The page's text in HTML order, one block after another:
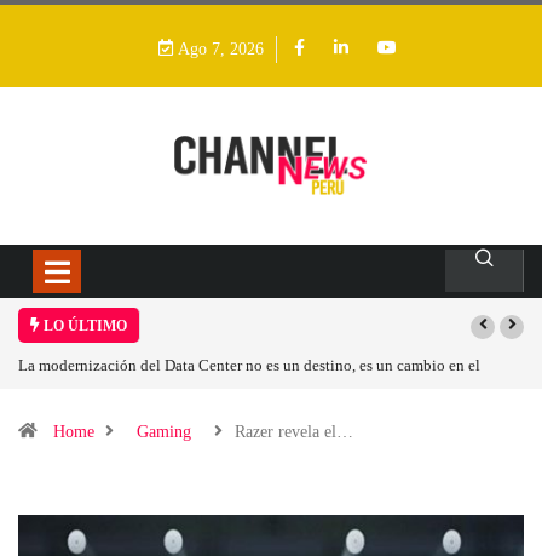
Ago 7, 2026
LO ÚLTIMO
Los ingresos por semiconductores aumentarán más de un 94 % en 2026
Home Gaming Razer revela el…